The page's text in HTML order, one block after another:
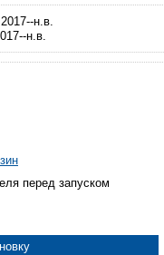
н.в.
перед запуском